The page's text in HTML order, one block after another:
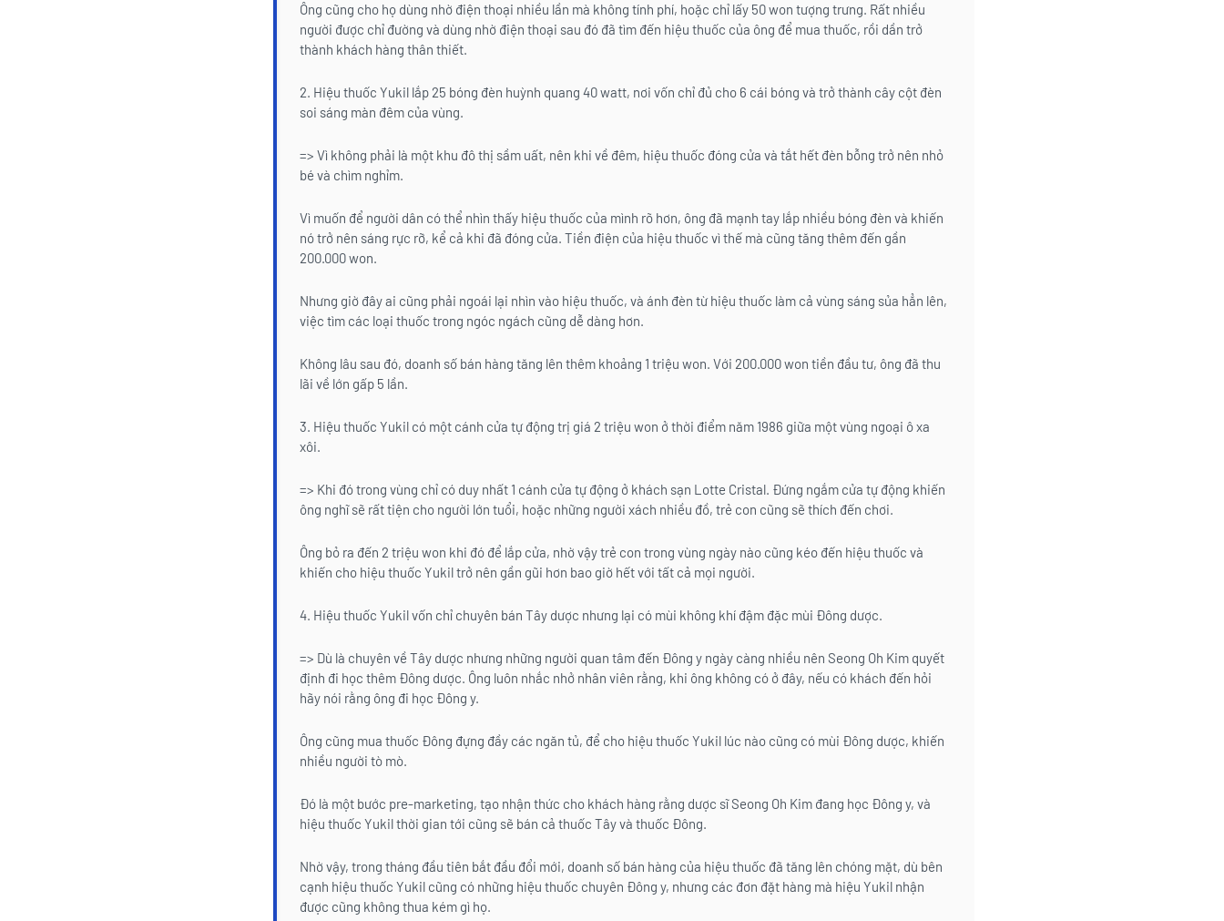
Ông cũng cho họ dùng nhờ điện thoại nhiều lần mà không tính phí, hoặc chỉ lấy 50 won tượng trưng. Rất nhiều
người được chỉ đường và dùng nhờ điện thoại sau đó đã tìm đến hiệu thuốc của ông để mua thuốc, rồi dần trở
thành khách hàng thân thiết.
2. Hiệu thuốc Yukil lắp 25 bóng đèn huỳnh quang 40 watt, nơi vốn chỉ đủ cho 6 cái bóng và trở thành cây cột đèn
soi sáng màn đêm của vùng.
=> Vì không phải là một khu đô thị sầm uất, nên khi về đêm, hiệu thuốc đóng cửa và tắt hết đèn bỗng trở nên nhỏ
bé và chìm nghỉm.
Vì muốn để người dân có thể nhìn thấy hiệu thuốc của mình rõ hơn, ông đã mạnh tay lắp nhiều bóng đèn và khiến
nó trở nên sáng rực rỡ, kể cả khi đã đóng cửa. Tiền điện của hiệu thuốc vì thế mà cũng tăng thêm đến gần
200.000 won.
Nhưng giờ đây ai cũng phải ngoái lại nhìn vào hiệu thuốc, và ánh đèn từ hiệu thuốc làm cả vùng sáng sủa hẳn lên,
việc tìm các loại thuốc trong ngóc ngách cũng dễ dàng hơn.
Không lâu sau đó, doanh số bán hàng tăng lên thêm khoảng 1 triệu won. Với 200.000 won tiền đầu tư, ông đã thu
lãi về lớn gấp 5 lần.
3. Hiệu thuốc Yukil có một cánh cửa tự động trị giá 2 triệu won ở thời điểm năm 1986 giữa một vùng ngoại ô xa
xôi.
=> Khi đó trong vùng chỉ có duy nhất 1 cánh cửa tự động ở khách sạn Lotte Cristal. Đứng ngắm cửa tự động khiến
ông nghĩ sẽ rất tiện cho người lớn tuổi, hoặc những người xách nhiều đồ, trẻ con cũng sẽ thích đến chơi.
Ông bỏ ra đến 2 triệu won khi đó để lắp cửa, nhờ vậy trẻ con trong vùng ngày nào cũng kéo đến hiệu thuốc và
khiến cho hiệu thuốc Yukil trở nên gần gũi hơn bao giờ hết với tất cả mọi người.
4. Hiệu thuốc Yukil vốn chỉ chuyên bán Tây dược nhưng lại có mùi không khí đậm đặc mùi Đông dược.
=> Dù là chuyên về Tây dược nhưng những người quan tâm đến Đông y ngày càng nhiều nên Seong Oh Kim quyết
định đi học thêm Đông dược. Ông luôn nhắc nhở nhân viên rằng, khi ông không có ở đây, nếu có khách đến hỏi
hãy nói rằng ông đi học Đông y.
Ông cũng mua thuốc Đông đựng đầy các ngăn tủ, để cho hiệu thuốc Yukil lúc nào cũng có mùi Đông dược, khiến
nhiều người tò mò.
Đó là một bước pre-marketing, tạo nhận thức cho khách hàng rằng dược sĩ Seong Oh Kim đang học Đông y, và
hiệu thuốc Yukil thời gian tới cũng sẽ bán cả thuốc Tây và thuốc Đông.
Nhờ vậy, trong tháng đầu tiên bắt đầu đổi mới, doanh số bán hàng của hiệu thuốc đã tăng lên chóng mặt, dù bên
cạnh hiệu thuốc Yukil cũng có những hiệu thuốc chuyên Đông y, nhưng các đơn đặt hàng mà hiệu Yukil nhận
được cũng không thua kém gì họ.